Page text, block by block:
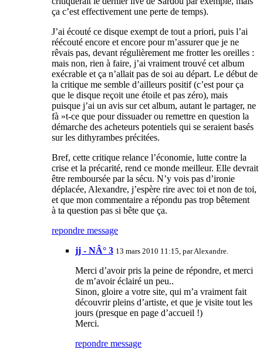
ça c’est effectivement une perte de temps).
J’ai écouté ce disque exempt de tout a priori, puis l’ai
réécouté encore et encore pour m’assurer que je ne
rêvais pas, devant régulièrement me frotter les oreilles :
mais non, rien à faire, j’ai vraiment trouvé cet album
exécrable et ça n’allait pas de soi au départ. Le début de
la critique me semble d’ailleurs positif (c’est pour ça
que le disque reçoit une étoile et pas zéro), mais
puisque j’ai un avis sur cet album, autant le partager, ne
fà »t-ce que pour dissuader ou remettre en question la
démarche des acheteurs potentiels qui se seraient basés
sur les dithyrambes précitées.
Bref, cette critique relance l’économie, lutte contre la
crise et la précarité, rend ce monde meilleur. Elle devrait
être remboursée par la sécu. N’y vois pas d’ironie
déplacée, Alexandre, j’espère rire avec toi et non de toi,
et que mon commentaire a répondu pas trop bêtement
à ta question pas si bête que ça.
repondre message
jj - NÂ° 3 13 mars 2010 11:15, parAlexandre.
Merci d’avoir pris la peine de répondre, et merci
de m’avoir éclairé un peu..
Sinon, gloire a votre site, qui m’a vraiment fait
découvrir pleins d’artiste, et que je visite tout les
jours (presque en page d’accueil !)
Merci.
repondre message